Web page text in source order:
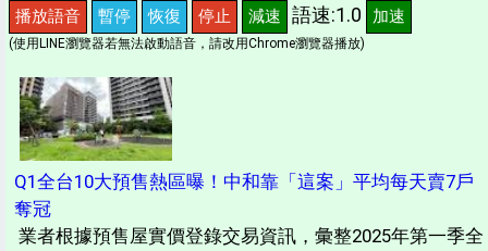
播放語音 暫停 恢復 停止 減速 語速:1.0 加速
(使用LINE瀏覽器若無法啟動語音，請改用Chrome瀏覽器播放)
Q1全台10大預售熱區曝！中和靠「這案」平均每天賣7戶
奪冠
業者根據預售屋實價登錄交易資訊，彙整2025年第一季全